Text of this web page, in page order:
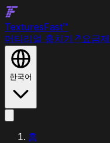
TexturesFast™
머티리얼 훔치기 ↗ 요금제
한국어
홈